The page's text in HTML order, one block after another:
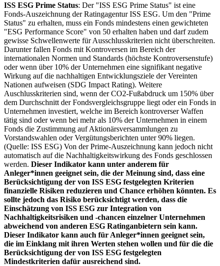
ISS ESG Prime Status: Der "ISS ESG Prime Status" ist eine
Fonds-Auszeichnung der Ratingagentur ISS ESG. Um den "Prime
Status" zu erhalten, muss ein Fonds mindestens einen gewichteten
"ESG Performance Score" von 50 erhalten haben und darf zudem
gewisse Schwellenwerte für Ausschlusskriterien nicht überschreiten.
Darunter fallen Fonds mit Kontroversen im Bereich der
internationalen Normen und Standards (höchste Kontroversenstufe)
oder wenn über 10% der Unternehmen eine signifikant negative
Wirkung auf die nachhaltigen Entwicklungsziele der Vereinten
Nationen aufweisen (SDG Impact Rating). Weitere
Auschlusskriterien sind, wenn der CO2-Fußabdruck um 150% über
dem Durchschnitt der Fondsvergleichsgruppe liegt oder ein Fonds in
Unternehmen investiert, welche im Bereich kontroverser Waffen
tätig sind oder wenn bei mehr als 10% der Unternehmen in einem
Fonds die Zustimmung auf Aktionärsversammlungen zu
Vorstandswahlen oder Vergütungsberichten unter 90% liegen.
(Quelle: ISS ESG) Von der Prime-Auszeichnung kann jedoch nicht
automatisch auf die Nachhaltigkeitswirkung des Fonds geschlossen
werden. Dieser Indikator kann unter anderem für
Anleger*innen geeignet sein, die der Meinung sind, dass eine
Berücksichtigung der von ISS ESG festgelegten Kriterien
finanzielle Risiken reduzieren und Chance erhöhen könnten. Es
sollte jedoch das Risiko berücksichtigt werden, dass die
Einschätzung von ISS ESG zur Integration von
Nachhaltigkeitsrisiken und -chancen einzelner Unternehmen
abweichend von anderen ESG Ratinganbietern sein kann.
Dieser Indikator kann auch für Anleger*innen geeignet sein,
die im Einklang mit ihren Werten stehen wollen und für die die
Berücksichtigung der von ISS ESG festgelegten
Mindestkriterien dafür ausreichend sind.